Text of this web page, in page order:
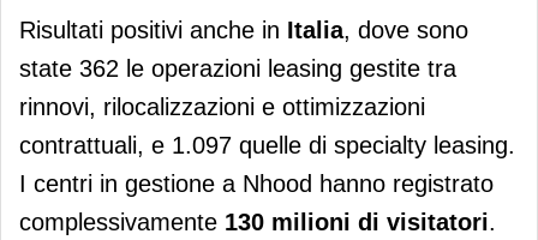
Risultati positivi anche in Italia, dove sono
state 362 le operazioni leasing gestite tra
rinnovi, rilocalizzazioni e ottimizzazioni
contrattuali, e 1.097 quelle di specialty leasing.
I centri in gestione a Nhood hanno registrato
complessivamente 130 milioni di visitatori.